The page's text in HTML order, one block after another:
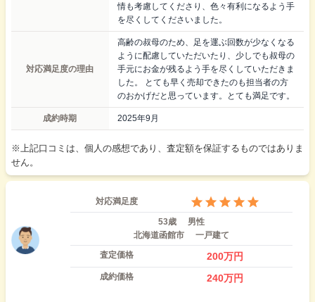
情も考慮してくださり、色々有利になるよう手
を尽くしてくださいました。
対応満足度の理由
高齢の叔母のため、足を運ぶ回数が少なくなる
ように配慮していただいたり、少しでも叔母の
手元にお金が残るよう手を尽くしていただきま
した。 とても早く売却できたのも担当者の方
のおかげだと思っています。とても満足です。
成約時期 2025年9月
※上記口コミは、個人の感想であり、査定額を保証するものではありま
せん。
対応満足度
53歳
男性
北海道函館市
一戸建て
査定価格
200万円
成約価格 240万円